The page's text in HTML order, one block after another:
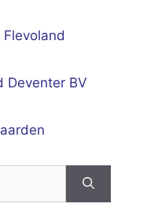
Flevoland
Deventer BV